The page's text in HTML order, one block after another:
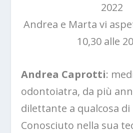
2022
Andrea e Marta vi
10,30 alle
Andrea Caprotti:
odontoiatra, da più
dilettante a qualcosa
Conosciuto nella sua